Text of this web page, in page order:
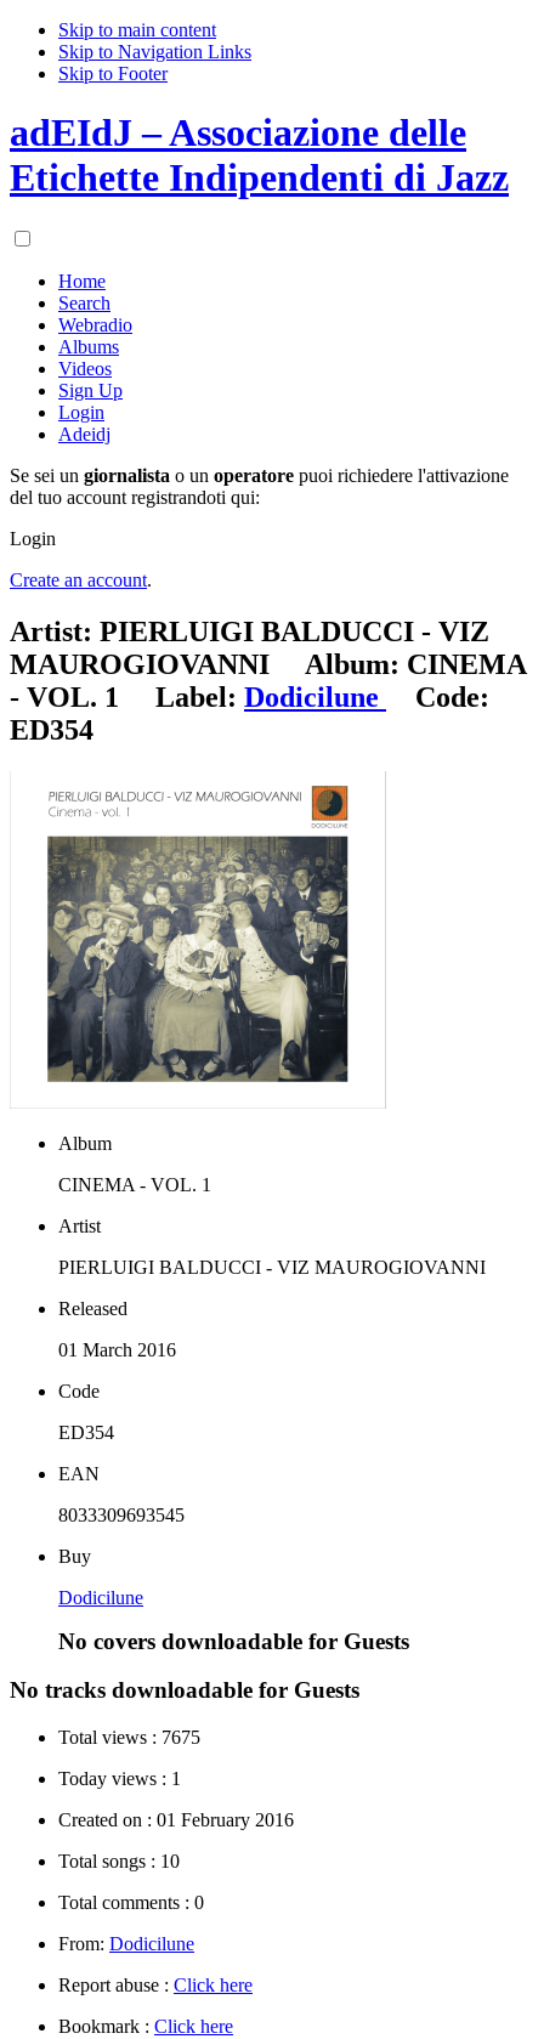
Skip to main content
Skip to Navigation Links
Skip to Footer
adEIdJ – Associazione delle
Etichette Indipendenti di Jazz
Home
Search
Webradio
Albums
Videos
Sign Up
Login
Adeidj
Se sei un giornalista o un operatore puoi richiedere l'attivazione
del tuo account registrandoti qui:
Login
Create an account.
Artist: PIERLUIGI BALDUCCI - VIZ
MAUROGIOVANNI Album: CINEMA
- VOL. 1 Label: Dodicilune
Code:
ED354
Album
CINEMA - VOL. 1
Artist
PIERLUIGI BALDUCCI - VIZ MAUROGIOVANNI
Released
01 March 2016
Code
ED354
EAN
8033309693545
Buy
Dodicilune
No covers downloadable for Guests
No tracks downloadable for Guests
Total views : 7675
Today views : 1
Created on : 01 February 2016
Total songs : 10
Total comments : 0
From: Dodicilune
Report abuse : Click here
Bookmark : Click here